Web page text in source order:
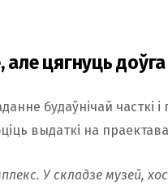
цягнуць доўга
будаўнічай часткі
выдаткі на
У складзе музей,